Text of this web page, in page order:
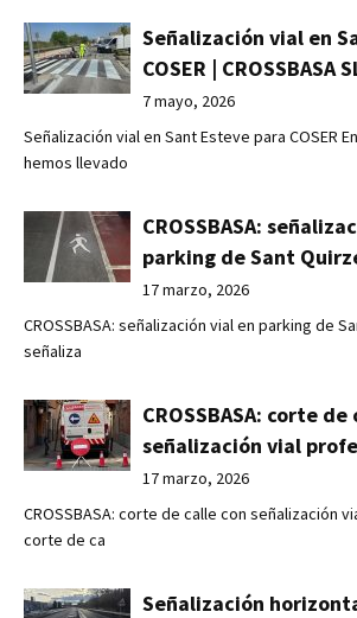
Señalización vial en
COSER | CROSSBASA
7 mayo, 2026
Señalización vial en Sant Esteve para COSER
hemos llevado
CROSSBASA:
parking de Sant
17 marzo, 2026
CROSSBASA: señalización vial en parking de
señaliza
CROSSBASA: corte
señalización vial
17 marzo, 2026
CROSSBASA: corte de calle con señalización
corte de ca
Señalización